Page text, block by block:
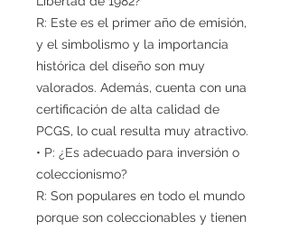
R: Este es el primer año de emisión,
y el simbolismo y la importancia
histórica del diseño son muy
valorados. Además, cuenta con una
certificación de alta calidad de
PCGS, lo cual resulta muy atractivo.
• P: ¿Es adecuado para inversión o
coleccionismo?
R: Son populares en todo el mundo
porque son coleccionables y tienen